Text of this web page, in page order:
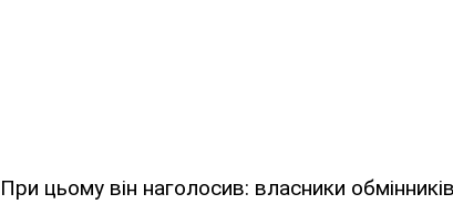
При цьому він наголосив: власники